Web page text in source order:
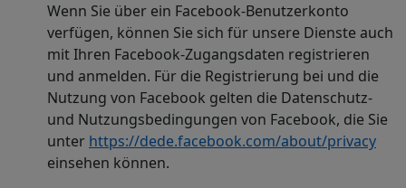
Wenn Sie über ein Facebook-Benutzerkonto
verfügen, können Sie sich für unsere Dienste auch
mit Ihren Facebook-Zugangsdaten registrieren
und anmelden. Für die Registrierung bei und die
Nutzung von Facebook gelten die Datenschutz-
und Nutzungsbedingungen von Facebook, die Sie
unter https://dede.facebook.com/about/privacy
einsehen können.